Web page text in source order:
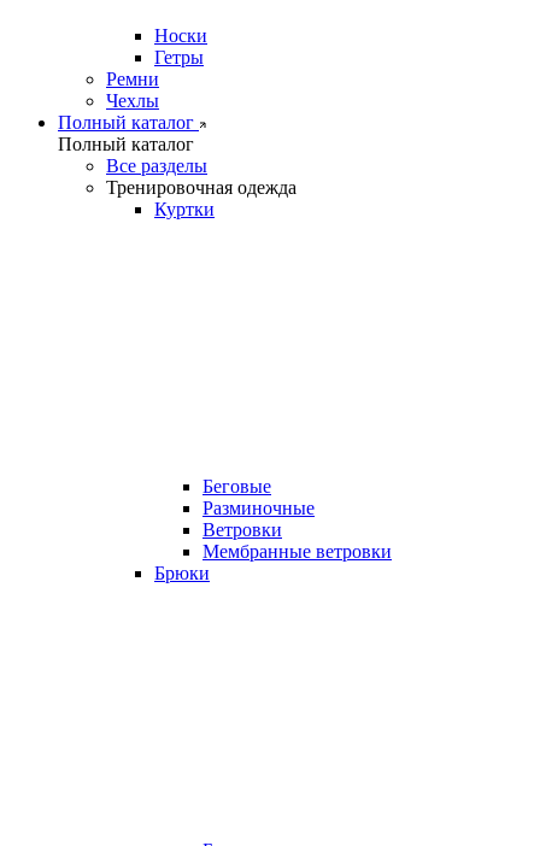
Носки
Гетры
Ремни
Чехлы
Полный каталог
Полный каталог
Все разделы
Тренировочная одежда
Куртки
Беговые
Разминочные
Ветровки
Мембранные ветровки
Брюки